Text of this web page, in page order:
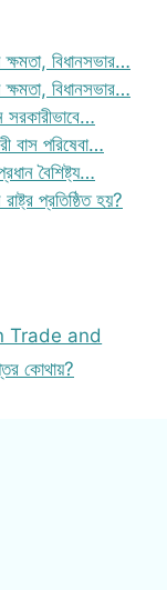
ক্ষমতা, বিধানসভার…
ক্ষমতা, বিধানসভার…
সরকারীভাবে…
বাস পরিষেবা…
বৈশিষ্ট্য…
প্রতিষ্ঠিত হয়?
Trade and
কোথায়?